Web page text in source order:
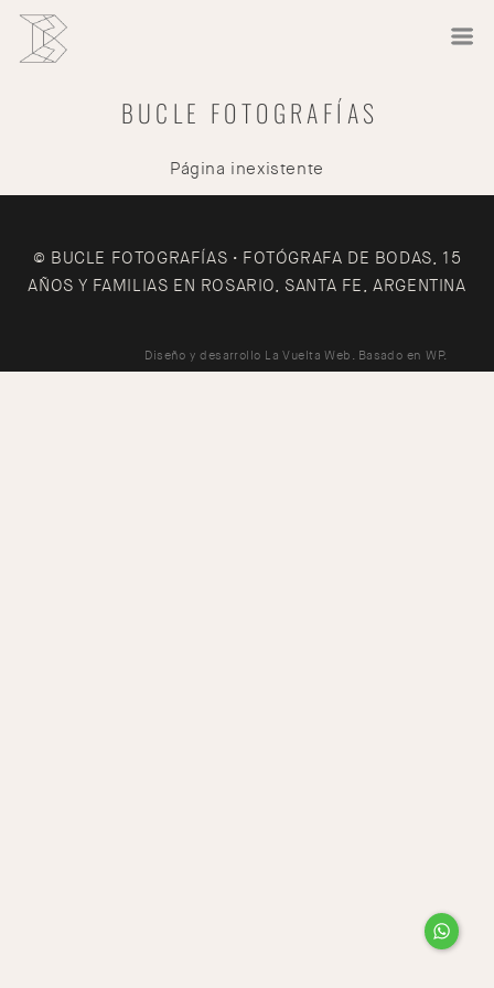
BUCLE FOTOGRAFÍAS
Página inexistente
© BUCLE FOTOGRAFÍAS • FOTÓGRAFA DE BODAS, 15
AÑOS Y FAMILIAS EN ROSARIO, SANTA FE, ARGENTINA
Diseño y desarrollo La Vuelta Web . Basado enWP.